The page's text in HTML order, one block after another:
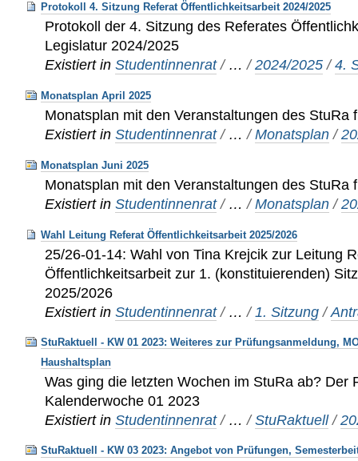
Protokoll 4. Sitzung Referat Öffentlichkeitsarbeit 2024/2025
Protokoll der 4. Sitzung des Referates
Legislatur 2024/2025
Existiert in Studentinnenrat / …/2024/2025 /4.
Monatsplan April 2025
Monatsplan mit den Veranstaltungen des StuRa
Existiert in Studentinnenrat / …/Monatsplan /
Monatsplan Juni 2025
Monatsplan mit den Veranstaltungen des StuRa
Existiert in Studentinnenrat / …/Monatsplan /
Wahl Leitung Referat Öffentlichkeitsarbeit 2025/2026
25/26-01-14: Wahl von Tina Krejcik zur Leitung
Öffentlichkeitsarbeit zur 1. (konstituierenden)
2025/2026
Existiert in Studentinnenrat / …/ 1. Sitzung /
StuRaktuell - KW 01 2023: Weiteres zur Prüfungsanmeldung,
Haushaltsplan
Was ging die letzten Wochen im StuRa ab? Der
Kalenderwoche 01 2023
Existiert in Studentinnenrat / …/StuRaktuell /
StuRaktuell - KW 03 2023: Angebot von Prüfungen,